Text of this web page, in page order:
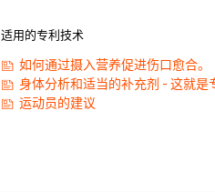
适用的专利技术
如何通过摄入营养促进伤口愈合。
身体分析和适当的补充剂 - 这就是
运动员的建议